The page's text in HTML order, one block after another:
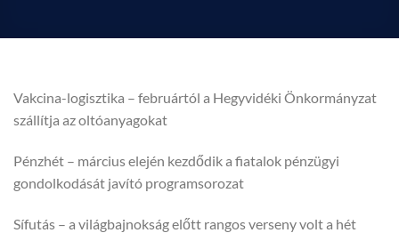
Vakcina-logisztika – februártól a Hegyvidéki Önkormányzat
szállítja az oltóanyagokat
Pénzhét – március elején kezdődik a fiatalok pénzügyi
gondolkodását javító programsorozat
Sífutás – a világbajnokság előtt rangos verseny volt a hét